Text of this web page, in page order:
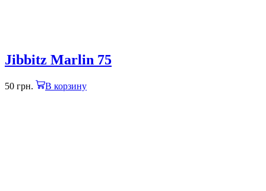
Jibbitz Marlin 75
50 грн. В корзину